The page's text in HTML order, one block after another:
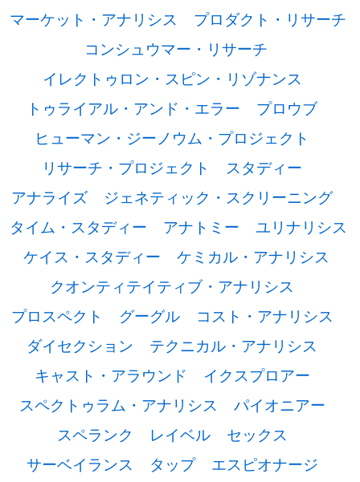
マーケット・アナリシス
プロダクト・リサーチ
コンシュウマー・リサーチ
イレクトゥロン・スピン・リゾナンス
トゥライアル・アンド・エラー
プロウブ
ヒューマン・ジーノウム・プロジェクト
リサーチ・プロジェクト
スタディー
アナライズ
ジェネティック・スクリーニング
タイム・スタディー
アナトミー
ユリナリシス
ケイス・スタディー
ケミカル・アナリシス
クオンティテイティブ・アナリシス
プロスペクト
グーグル
コスト・アナリシス
ダイセクション
テクニカル・アナリシス
キャスト・アラウンド
イクスプロアー
スペクトゥラム・アナリシス
パイオニアー
スペランク
レイベル
セックス
サーベイランス
タップ
エスピオナージ